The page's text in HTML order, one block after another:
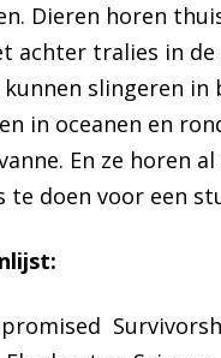
Dieren horen
achter tralies in de
slingeren in
in oceanen en
En ze horen
te doen voor een